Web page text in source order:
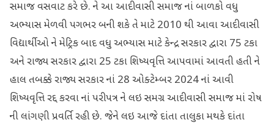
સમાજ વસવાટ કરે છે. ને આ આદીવાસી સમાજ નાં બાળકો વધુ
અભ્યાસ મેળવી પગભર બની શકે તે માટે 2010 થી આવા આદીવાસી
વિદ્યાર્થીઓ ને મેટ્રિક બાદ વધુ અભ્યાસ માટે કેન્દ્ર સરકાર દ્વારા 75 ટકા
અને રાજ્ય સરકાર દ્વારા 25 ટકા શિષ્યવૃત્તિ આપવામાં આવતી હતી ને
હાલ તબક્કે રાજ્ય સરકાર નાં 28 ઓક્ટેમ્બર 2024 નાં આવી
શિષ્યવૃત્તિ રદ્દ કરવા નાં પરીપત્ર ને લઇ સમગ્ર આદીવાસી સમાજ માં રોષ
ની લાંગણી પ્રવર્તિ રહી છે. જેને લઇ આજે દાંતા તાલુકા મથકે દાંતા